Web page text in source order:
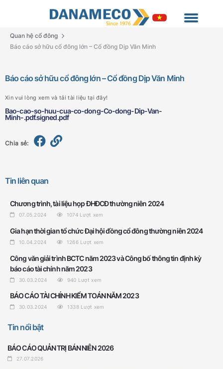
Quan hệ cổ đông
Báo cáo sở hữu cổ đông lớn – Cổ đồng Dịp Văn Minh
Báo cáo sở hữu cổ đông lớn – Cổ đồng Dịp Văn Minh
Xin vui lòng xem và tải tài liệu tại đây!
Bao-cao-so-huu-cua-co-dong-Co-dong-Dip-Van-
Minh-.pdf.signed.pdf
Chia sẻ:
Tin liên quan
Chương trình, tài liệu họp ĐHĐCĐ thường niên 2024
07.05.2024 1074Lượt xem
Gia hạn thời gian tổ chức Đại hội đồng cổ đông thường niên 2024
10.04.2024 1266Lượt xem
Công văn giải trình BCTC năm 2023 và Công bố thông tin định kỳ
báo cáo tài chính năm 2023
30.03.2024 940 Lượt xem
BÁO CÁO TÀI CHÍNH KIỂM TOÁN NĂM 2023
30.03.2024 1338Lượt xem
Tin nổi bật
BÁO CÁO QUẢN TRỊ BÁN NIÊN 2026
27.07.2026